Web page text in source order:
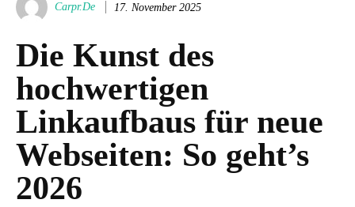
Carpr.de 17. November 2025
Die Kunst des
hochwertigen
Linkaufbaus für neue
Webseiten: So geht’s
2026